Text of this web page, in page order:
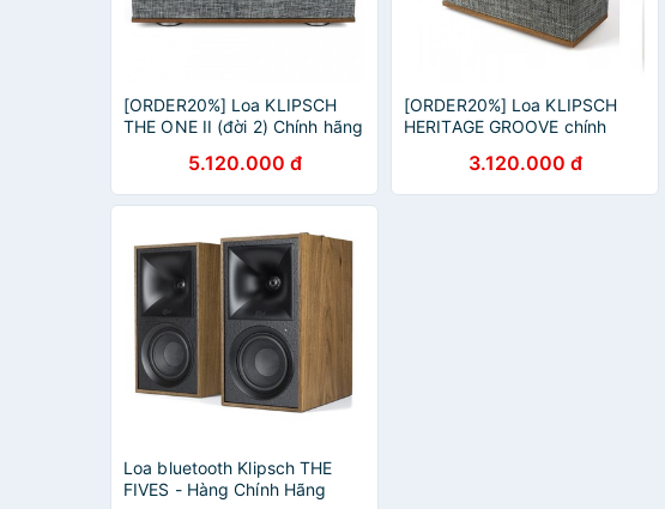
[ORDER20%] Loa KLIPSCH
THE ONE II (đời 2) Chính hãng
5.120.000 đ
[ORDER20%] Loa KLIPSCH
HERITAGE GROOVE chính
3.120.000 đ
Loa bluetooth Klipsch THE
FIVES - Hàng Chính Hãng